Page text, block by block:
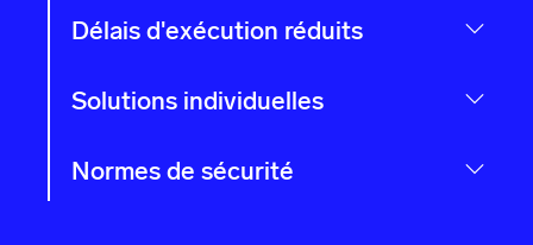
Délais d'exécution réduits
Solutions individuelles
Normes de sécurité